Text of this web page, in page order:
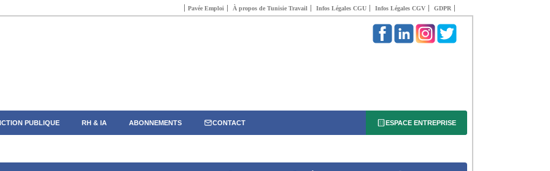
Pavée Emploi À propos de Tunisie Travail Infos Légales CGU Infos Légales CGV GDPR
PUBLIQUE RH & IA ABONNEMENTS CONTACT ESPACE ENTREPRISE